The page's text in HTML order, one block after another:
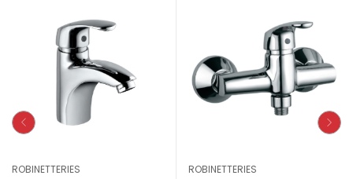
ROBINETTERIES ROBINETTERIES